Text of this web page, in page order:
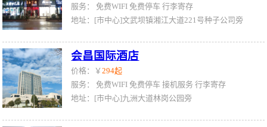
服务： 免费WIFI 免费停车 行李寄存
地址：[市中心]文武坝镇湘江大道221号种子公司旁
会昌国际酒店
价格：￥294起
服务： 免费WIFI 免费停车 接机服务 行李寄存
地址：[市中心]九洲大道林岗公园旁